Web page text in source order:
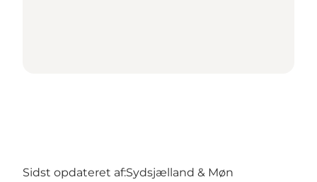
Sidst opdateret af:Sydsjælland & Møn